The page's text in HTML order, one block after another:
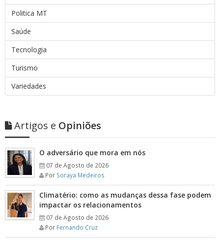
Politica MT
Saúde
Tecnologia
Turismo
Variedades
Artigos e Opiniões
O adversário que mora em nós
07 de Agosto de 2026
Por Soraya Medeiros
Climatério: como as mudanças dessa fase podem
impactar os relacionamentos
07 de Agosto de 2026
Por Fernando Cruz